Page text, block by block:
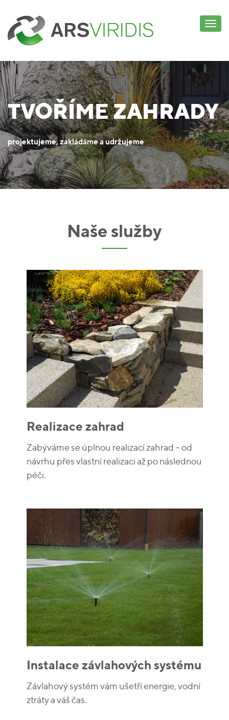
TVOŘÍME ZAHRADY
projektujeme, zakládáme a udržujeme
Naše služby
Realizace zahrad
Zabýváme se úplnou realizací zahrad – od
návrhu přes vlastní realizaci až po následnou
péči.
Instalace závlahových systému
Závlahový systém vám ušetří energie, vodní
ztráty a váš čas.